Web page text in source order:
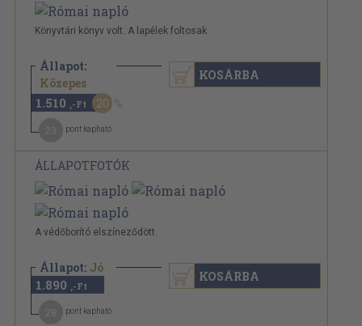
Könyvtári könyv volt. A lapélek foltosak.
Állapot:
Közepes
1.890 Ft
1.510 ,-Ft 20
pont kapható
KOSÁRBA
ÁLLAPOTFOTÓK
A védőborító elszíneződött.
Állapot: Jó
1.890 ,-Ft
pont kapható
KOSÁRBA